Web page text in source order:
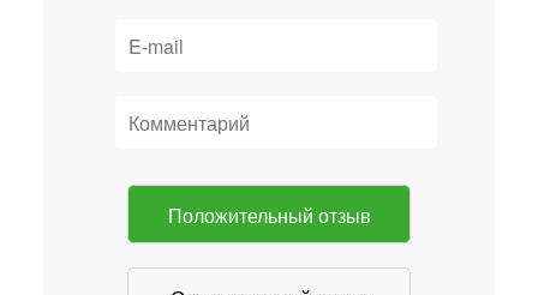
Положительный отзыв